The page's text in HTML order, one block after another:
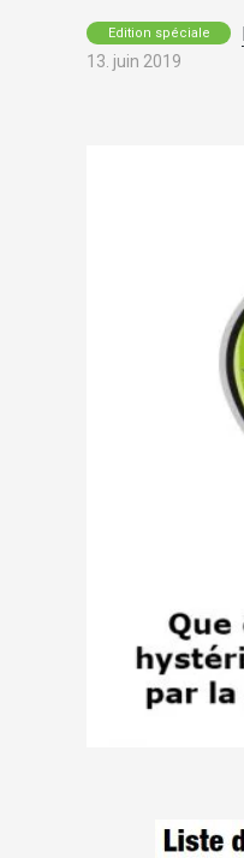
Edition spéciale
13. juin 2019